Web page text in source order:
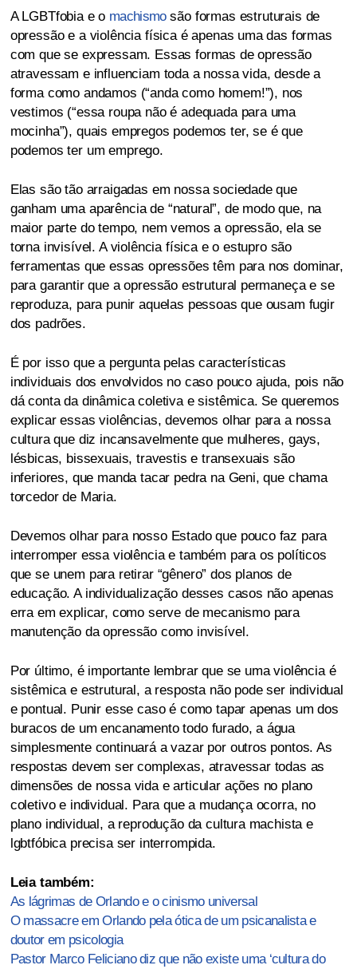
A LGBTfobia e o machismosão formas estruturais de
opressão e a violência física é apenas uma das formas
com que se expressam. Essas formas de opressão
atravessam e influenciam toda a nossa vida, desde a
forma como andamos (“anda como homem!”), nos
vestimos (“essa roupa não é adequada para uma
mocinha”), quais empregos podemos ter, se é que
podemos ter um emprego.
Elas são tão arraigadas em nossa sociedade que
ganham uma aparência de “natural”, de modo que, na
maior parte do tempo, nem vemos a opressão, ela se
torna invisível. A violência física e o estupro são
ferramentas que essas opressões têm para nos dominar,
para garantir que a opressão estrutural permaneça e se
reproduza, para punir aquelas pessoas que ousam fugir
dos padrões.
É por isso que a pergunta pelas características
individuais dos envolvidos no caso pouco ajuda, pois não
dá conta da dinâmica coletiva e sistêmica. Se queremos
explicar essas violências, devemos olhar para a nossa
cultura que diz incansavelmente que mulheres, gays,
lésbicas, bissexuais, travestis e transexuais são
inferiores, que manda tacar pedra na Geni, que chama
torcedor de Maria.
Devemos olhar para nosso Estado que pouco faz para
interromper essa violência e também para os políticos
que se unem para retirar “gênero” dos planos de
educação. A individualização desses casos não apenas
erra em explicar, como serve de mecanismo para
manutenção da opressão como invisível.
Por último, é importante lembrar que se uma violência é
sistêmica e estrutural, a resposta não pode ser individual
e pontual. Punir esse caso é como tapar apenas um dos
buracos de um encanamento todo furado, a água
simplesmente continuará a vazar por outros pontos. As
respostas devem ser complexas, atravessar todas as
dimensões de nossa vida e articular ações no plano
coletivo e individual. Para que a mudança ocorra, no
plano individual, a reprodução da cultura machista e
lgbtfóbica precisa ser interrompida.
Leia também:
As lágrimas de Orlando e o cinismo universal
O massacre em Orlando pela ótica de um psicanalista e
doutor em psicologia
Pastor Marco Feliciano diz que não existe uma ‘cultura do